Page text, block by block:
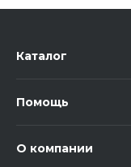
Каталог
Помощь
О компании